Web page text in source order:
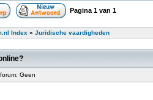
Pagina 1 van 1
Index » Juridische vaardigheden
Geen